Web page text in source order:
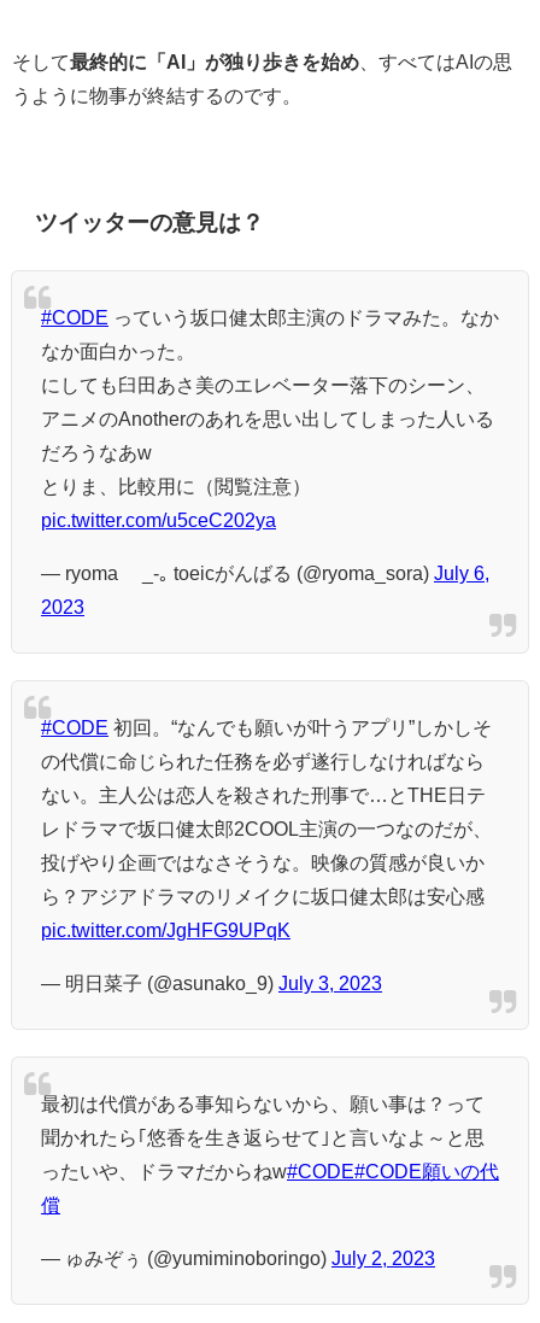
そして最終的に「AI」が独り歩きを始め 、すべてはAIの思
うように物事が終結するのです。
ツイッターの意見は？
#CODE っていう坂口健太郎主演のドラマみた。なか
なか面白かった。
にしても臼田あさ美のエレベーター落下のシーン、
アニメのAnotherのあれを思い出してしまった人いる
だろうなあw
とりま、比較用に（閲覧注意）
pic.twitter.com/u5ceC202ya
— ryoma∞ _-｡ toeicがんばる (@ryoma_sora) July 6,
2023
#CODE 初回。“なんでも願いが叶うアプリ”しかしそ
の代償に命じられた任務を必ず遂行しなければなら
ない。主人公は恋人を殺された刑事で…とTHE日テ
レドラマで坂口健太郎2COOL主演の一つなのだが、
投げやり企画ではなさそうな。映像の質感が良いか
ら？アジアドラマのリメイクに坂口健太郎は安心感
pic.twitter.com/JgHFG9UPqK
— 明日菜子 (@asunako_9) July 3, 2023
最初は代償がある事知らないから、願い事は？って
聞かれたら｢悠香を生き返らせて｣と言いなよ～と思
ったいや、ドラマだからねw#CODE#CODE願いの代
償
— ゅみぞぅ (@yumiminoboringo) July 2, 2023